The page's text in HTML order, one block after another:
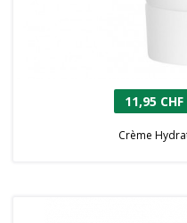
11,95 CHF
Crème